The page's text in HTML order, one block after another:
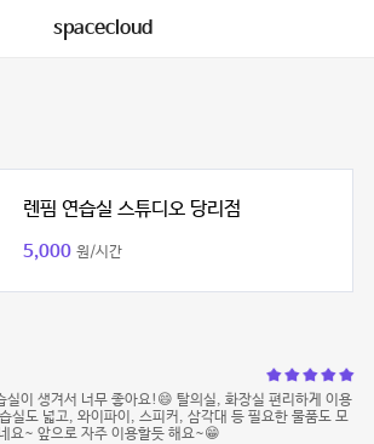
spacecloud
렌핌 연습실 스튜디오 당리점
5,000 원/시간
실이 생겨서 너무 좋아요!😄 탈의실, 화장실 편리하게 이용
실도 넓고, 와이파이, 스피커, 삼각대 등 필요한 물품도 모
요~ 앞으로 자주 이용할듯 해요~😁